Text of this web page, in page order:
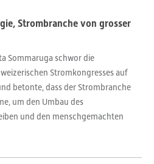
Strombranche von grosser
Sommaruga schwor die
Stromkongresses auf
betonte, dass der Strombranche
um den Umbau des
und den menschgemachten